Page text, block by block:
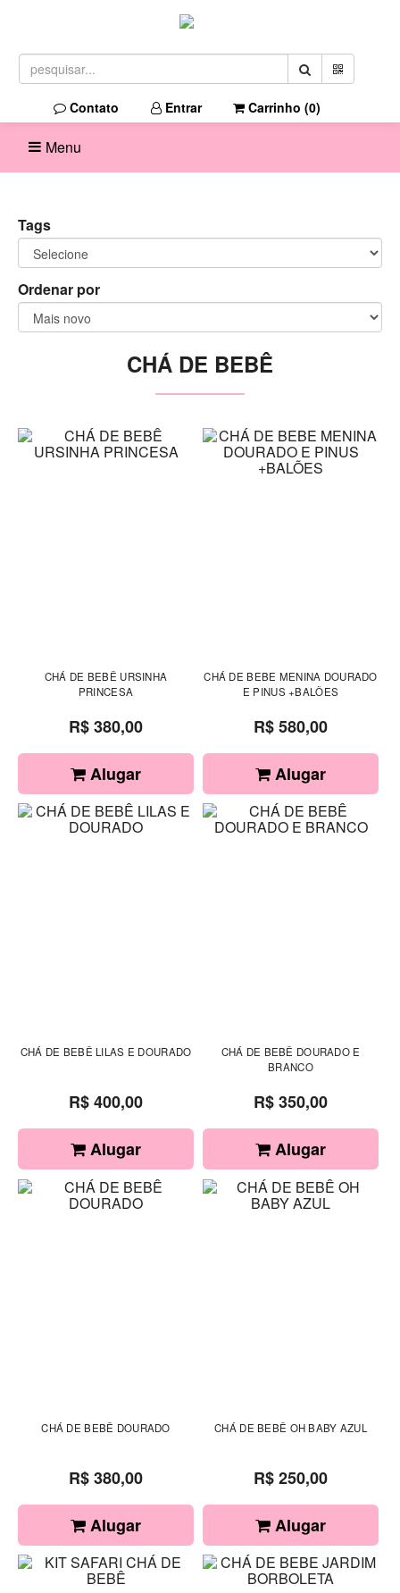
Contato Entrar Carrinho (0)
Menu
Tags
Ordenar por
CHÁ DE BEBÊ
CHÁ DE BEBÊ URSINHA
PRINCESA
R$ 380,00
Alugar
CHÁ DE BEBE MENINA DOURADO
E PINUS +BALÕES
R$ 580,00
Alugar
CHÁ DE BEBÊ LILAS E DOURADO
R$ 400,00
Alugar
CHÁ DE BEBÊ DOURADO E
BRANCO
R$ 350,00
Alugar
CHÁ DE BEBÊ DOURADO
R$ 380,00
Alugar
CHÁ DE BEBÊ OH BABY AZUL
R$ 250,00
Alugar